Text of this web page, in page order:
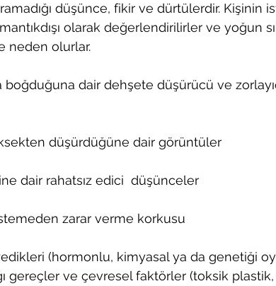
düşünce, fikir ve dürtülerdir. Kişinin
olarak değerlendirilirler ve yoğun
neden olurlar.
boğduğuna dair dehşete düşürücü ve
düşürdüğüne dair görüntüler
dair rahatsız edici  düşünceler
zarar verme korkusu
(hormonlu, kimyasal ya da genetiği
gereçler ve çevresel faktörler (toksik